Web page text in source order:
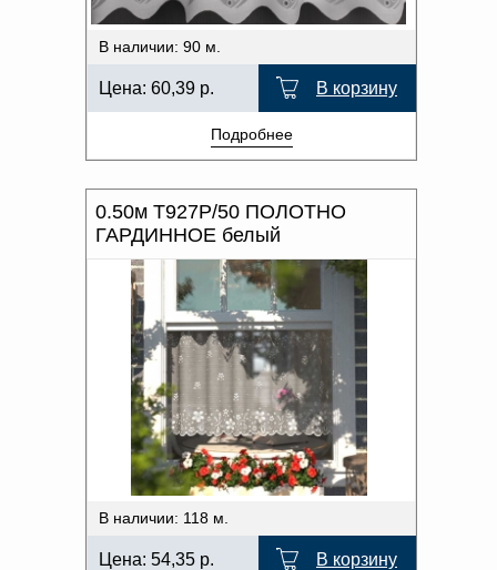
В наличии: 90 м.
Цена: 60,39 р. В корзину
Подробнее
0.50м Т927Р/50 ПОЛОТНО
ГАРДИННОЕ белый
В наличии: 118 м.
Цена: 54,35 р. В корзину